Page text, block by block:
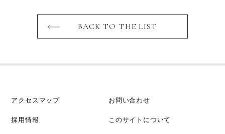
BACK TO THE LIST
アクセスマップ お問い合わせ
採用情報 このサイトについて